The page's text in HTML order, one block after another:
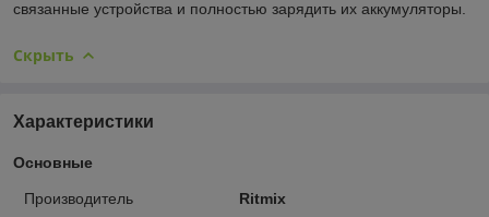
связанные устройства и полностью зарядить их аккумуляторы.
Скрыть
Характеристики
Основные
Производитель
Ritmix